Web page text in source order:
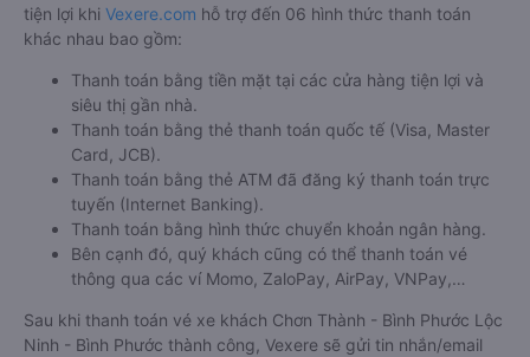
tiện lợi khi Vexere.com hỗ trợ đến 06 hình thức thanh toán
khác nhau bao gồm:
Thanh toán bằng tiền mặt tại các cửa hàng tiện lợi và
siêu thị gần nhà.
Thanh toán bằng thẻ thanh toán quốc tế (Visa, Master
Card, JCB).
Thanh toán bằng thẻ ATM đã đăng ký thanh toán trực
tuyến (Internet Banking).
Thanh toán bằng hình thức chuyển khoản ngân hàng.
Bên cạnh đó, quý khách cũng có thể thanh toán vé
thông qua các ví Momo, ZaloPay, AirPay, VNPay,…
Sau khi thanh toán vé xe khách Chơn Thành - Bình Phước Lộc
Ninh - Bình Phước thành công, Vexere sẽ gửi tin nhắn/email